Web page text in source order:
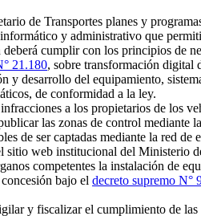
de Transportes planes y
y administrativo que
cumplir con los principios de
21.180, sobre transformación digital
desarrollo del equipamiento,
de conformidad a la ley.
a los propietarios de los
las zonas de control mediante
de ser captadas mediante la red
sitio web institucional del Ministerio
competentes la instalación de
bajo el decreto supremo N°
y fiscalizar el cumplimiento de las